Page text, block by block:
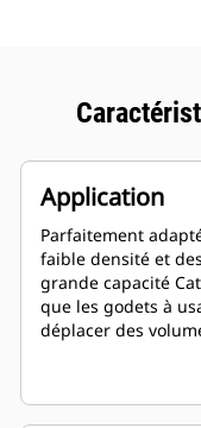
Application
Parfaitement
faible densité et
grande capacité
que les godets à
déplacer des